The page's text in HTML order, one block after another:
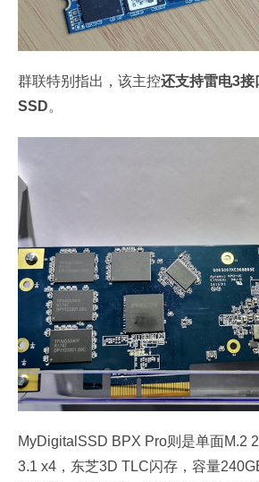
群联特别指出，该主控还支持雷电3接
SSD。
MyDigitalSSD BPX Pro则是单面M.2
3.1 x4，东芝3D TLC闪存，容量